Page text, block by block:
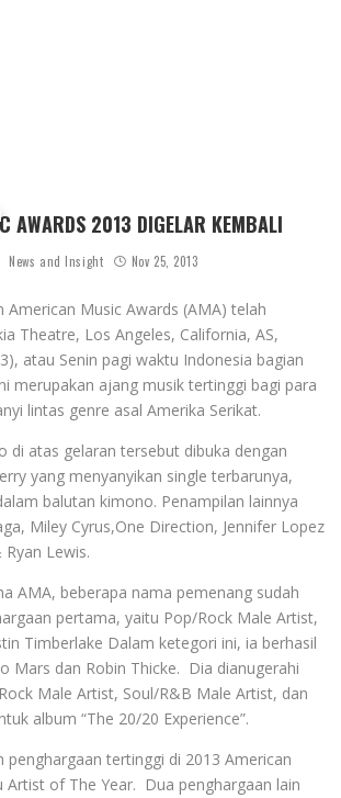
AWARDS 2013 DIGELAR KEMBALI
News and Insight Nov 25, 2013
American Music Awards (AMA) telah
Theatre, Los Angeles, California, AS,
atau Senin pagi waktu Indonesia bagian
merupakan ajang musik tertinggi bagi para
lintas genre asal Amerika Serikat.
di atas gelaran tersebut dibuka dengan
yang menyanyikan single terbarunya,
balutan kimono. Penampilan lainnya
Miley Cyrus,One Direction, Jennifer Lopez
Lewis.
AMA, beberapa nama pemenang sudah
pertama, yaitu Pop/Rock Male Artist,
Timberlake Dalam ketegori ini, ia berhasil
Mars dan Robin Thicke. Dia dianugerahi
Male Artist, Soul/R&B Male Artist, dan
album “The 20/20 Experience”.
penghargaan tertinggi di 2013 American
Artist of The Year. Dua penghargaan lain